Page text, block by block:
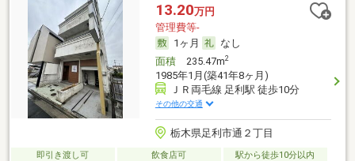
13.20万円
管理費等-
1ヶ月
なし
面積235.47m2
1985年1月(築41年8ヶ月)
ＪＲ両毛線 足利駅 徒歩10分
その他の交通
栃木県足利市通２丁目
即引き渡し可 飲食店可 駅から徒歩10分以内